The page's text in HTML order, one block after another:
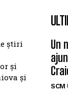
știri
și
și
Un
SCM